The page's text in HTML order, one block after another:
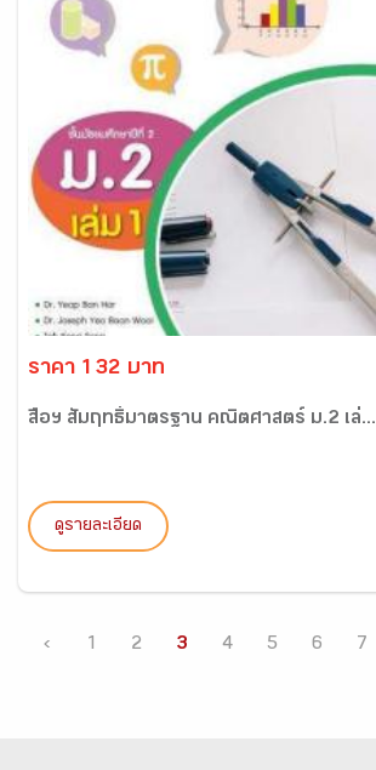
ราคา 132 บาท
สื่อฯ สัมฤทธิ์มาตรฐาน คณิตศาสตร์ ม.2 เล่...
ดูรายละเอียด
‹ 1 2 3 4 5 6 7